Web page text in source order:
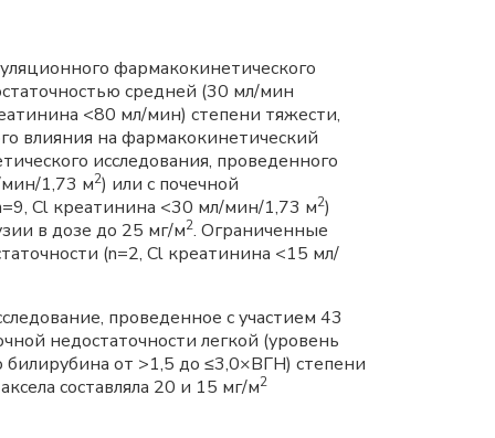
фармакокинетического
средней (30 мл/мин
<80 мл/мин) степени тяжести,
влияния на фармакокинетический
исследования, проведенного
мин/1,73 м2) или с почечной
Cl креатинина <30 мл/мин/1,73 м2)
в дозе до 25 мг/м2. Ограниченные
(n=2, Cl креатинина <15 мл/
проведенное с участием 43
недостаточности легкой (уровень
от >1,5 до ≤3,0×ВГН) степени
составляла 20 и 15 мг/м2